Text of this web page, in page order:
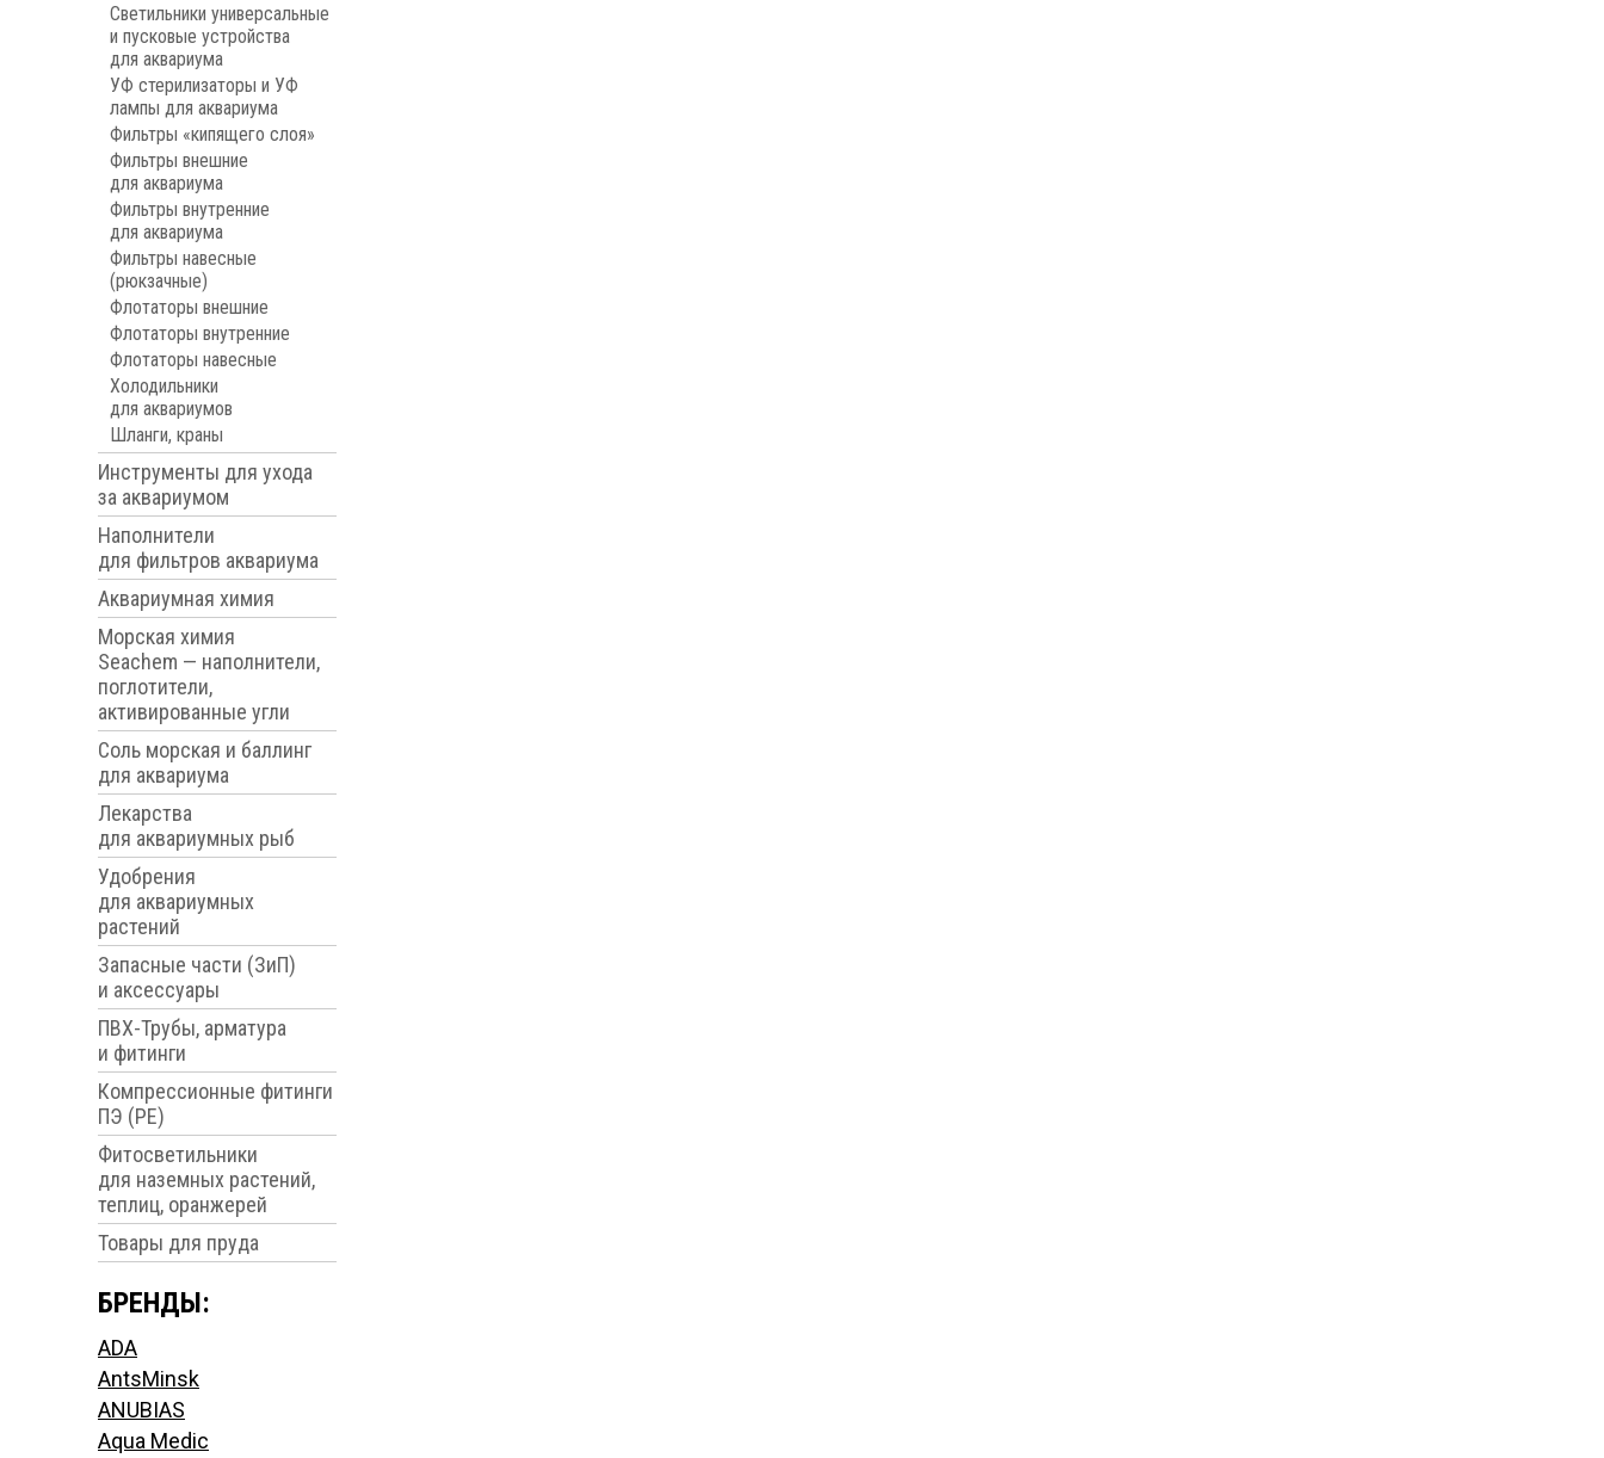
Светильники универсальные
и пусковые устройства
для аквариума
УФ стерилизаторы и УФ
лампы для аквариума
Фильтры «кипящего слоя»
Фильтры внешние
для аквариума
Фильтры внутренние
для аквариума
Фильтры навесные
(рюкзачные)
Флотаторы внешние
Флотаторы внутренние
Флотаторы навесные
Холодильники
для аквариумов
Шланги, краны
Инструменты для ухода
за аквариумом
Наполнители
для фильтров аквариума
Аквариумная химия
Морская химия
Seachem — наполнители,
поглотители,
активированные угли
Соль морская и баллинг
для аквариума
Лекарства
для аквариумных рыб
Удобрения
для аквариумных
растений
Запасные части (ЗиП)
и аксессуары
ПВХ-Трубы, арматура
и фитинги
Компрессионные фитинги
ПЭ (PE)
Фитосветильники
для наземных растений,
теплиц, оранжерей
Товары для пруда
БРЕНДЫ:
ADA
AntsMinsk
ANUBIAS
Aqua Medic